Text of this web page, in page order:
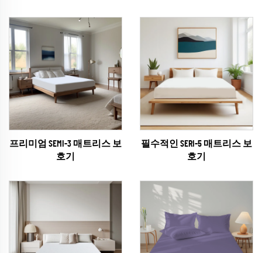
프리미엄 SEMI-3 매트리스 보
호기
필수적인 SERI-5 매트리스 보
호기